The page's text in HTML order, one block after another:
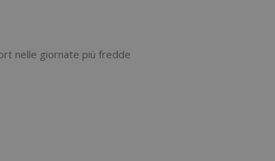
nelle giornate più fredde